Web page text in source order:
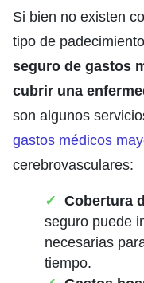
Si bien no existen
tipo de
seguro de gastos
cubrir una
son algunos
gastos médicos
cerebrovasculares:
Cobertura
seguro puede
necesarias
tiempo.